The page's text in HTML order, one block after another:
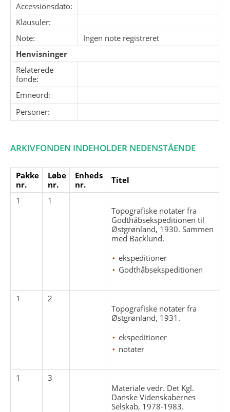
Accessionsdato:
Klausuler:
Note:
Ingen note registreret
Henvisninger
Relaterede
fonde:
Emneord:
Personer:
ARKIVFONDEN INDEHOLDER NEDENSTÅENDE
Pakke
nr.
Løbe
nr.
Enheds
nr.
Titel
1
1
Topografiske notater fra
Godthåbsekspeditionen til
Østgrønland, 1930. Sammen
med Backlund.
ekspeditioner
Godthåbsekspeditionen
1
2
Topografiske notater fra
Østgrønland, 1931.
ekspeditioner
notater
1
3
Materiale vedr. Det Kgl.
Danske Videnskabernes
Selskab, 1978-1983.